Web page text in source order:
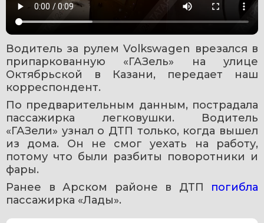
Водитель за рулем Volkswagen врезался в
припаркованную «ГАЗель» на улице
Октябрьской в Казани, передает наш
корреспондент.
По предварительным данным, пострадала
пассажирка легковушки. Водитель
«ГАЗели» узнал о ДТП только, когда вышел
из дома. Он не смог уехать на работу,
потому что были разбиты поворотники и
фары.
Ранее в Арском районе в ДТП
пассажирка «Лады».